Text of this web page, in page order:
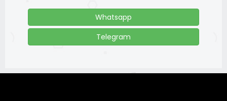
Whatsapp
Telegram